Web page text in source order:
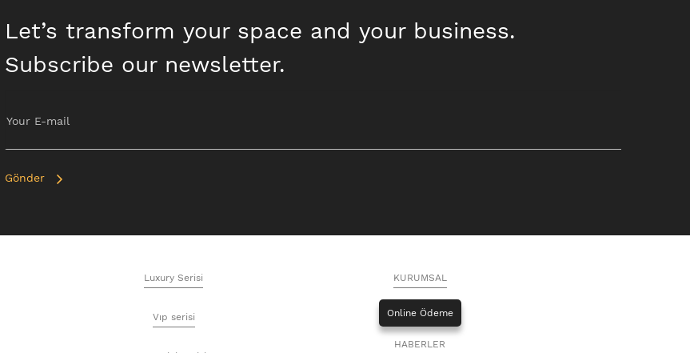
Let’s transform your space and your business.
Subscribe our newsletter.
Gönder
Luxury Serisi
Vıp serisi
KURUMSAL
Online Ödeme
HABERLER